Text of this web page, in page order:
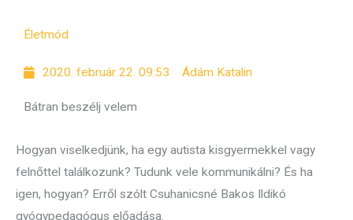
Életmód
2020. február 22. 09:53 Ádám Katalin
Bátran beszélj velem
Hogyan viselkedjünk, ha egy autista kisgyermekkel vagy
felnőttel találkozunk? Tudunk vele kommunikálni? És ha
igen, hogyan? Erről szólt Csuhanicsné Bakos Ildikó
gyógypedagógus előadása.